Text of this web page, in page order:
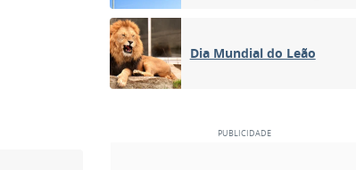
Dia Mundial do Leão